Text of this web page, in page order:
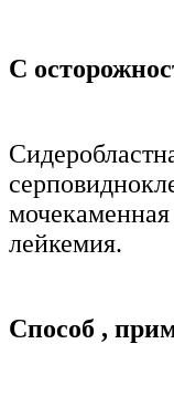
С
лейкемия.
Способ ,